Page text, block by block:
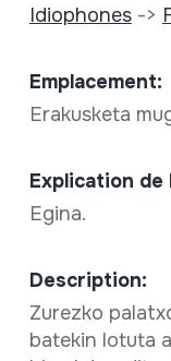
Idiophones->
Emplacement:
Erakusketa
Explication de
Egina.
Description:
Zurezko
batekin lotuta